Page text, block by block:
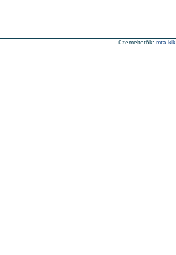
üzemeltetők: mta kik